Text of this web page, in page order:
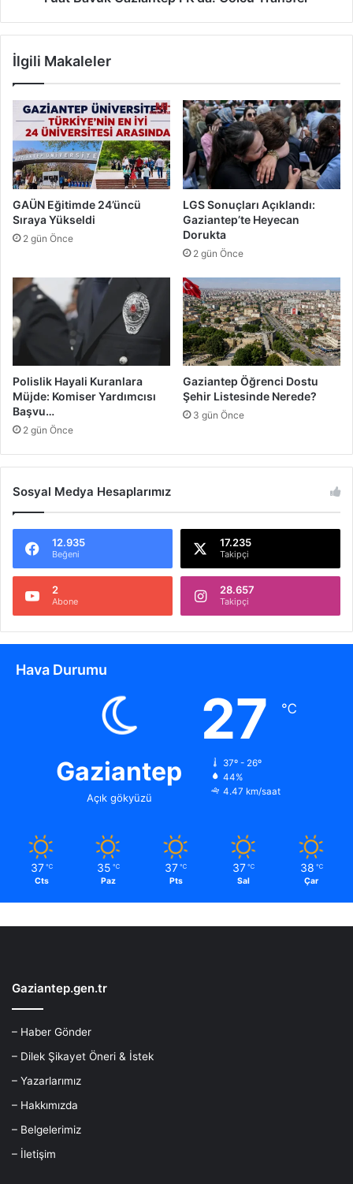
t
a
r
ı
F
K
'
a
:
G
l
c
T
n
s
f
e
İlgili Makaleler
GAÜN Eğitimde 24’üncü
Sıraya Yükseldi
2 gün Önce
LGS Sonuçları Açıklandı:
Gaziantep’te Heyecan
Dorukta
2 gün Önce
Polislik Hayali Kuranlara
Müjde: Komiser Yardımcısı
Başvu…
2 gün Önce
Gaziantep Öğrenci Dostu
Şehir Listesinde Nerede?
3 gün Önce
Sosyal Medya Hesaplarımız
12.935
Beğeni
17.235
Takipçi
2
Abone
28.657
Takipçi
Hava Durumu
Gaziantep
Açık gökyüzü
27 ℃
37º - 26º
44%
4.47 km/saat
37 ℃
Cts
35 ℃
Paz
37 ℃
Pts
37 ℃
Sal
38 ℃
Çar
Gaziantep.gen.tr
– Haber Gönder
– Dilek Şikayet Öneri & İstek
– Yazarlarımız
– Hakkımızda
– Belgelerimiz
– İletişim